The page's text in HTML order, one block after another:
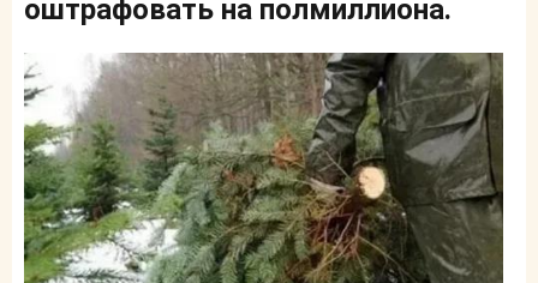
оштрафовать на полмиллиона.